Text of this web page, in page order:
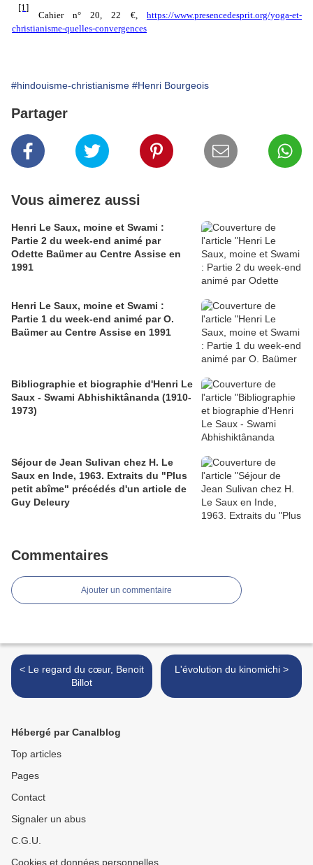
[1]
Cahier n° 20, 22 €, https://www.presencedesprit.org/yoga-et-
christianisme-quelles-convergences
#hindouisme-christianisme #Henri Bourgeois
Partager
Vous aimerez aussi
Henri Le Saux, moine et Swami :
Partie 2 du week-end animé par
Odette Baümer au Centre Assise en
1991
Henri Le Saux, moine et Swami :
Partie 1 du week-end animé par O.
Baümer au Centre Assise en 1991
Bibliographie et biographie d'Henri Le
Saux - Swami Abhishiktânanda (1910-
1973)
Séjour de Jean Sulivan chez H. Le
Saux en Inde, 1963. Extraits du "Plus
petit abîme" précédés d'un article de
Guy Deleury
Commentaires
Ajouter un commentaire
< Le regard du cœur, Benoit
Billot
L'évolution du kinomichi >
Hébergé par Canalblog
Top articles
Pages
Contact
Signaler un abus
C.G.U.
Cookies et données personnelles